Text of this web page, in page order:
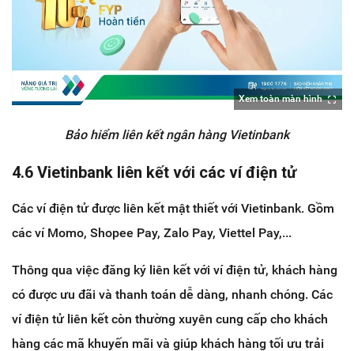
Xem toàn màn hình
Bảo hiểm liên kết ngân hàng Vietinbank
4.6 Vietinbank liên kết với các ví điện tử
Các ví điện tử được liên kết mật thiết với Vietinbank. Gồm
các ví Momo, Shopee Pay, Zalo Pay, Viettel Pay,...
Thông qua việc đăng ký liên kết với ví điện tử, khách hàng
có được ưu đãi và thanh toán dễ dàng, nhanh chóng. Các
ví điện tử liên kết còn thường xuyên cung cấp cho khách
hàng các mã khuyến mãi và giúp khách hàng tối ưu trải